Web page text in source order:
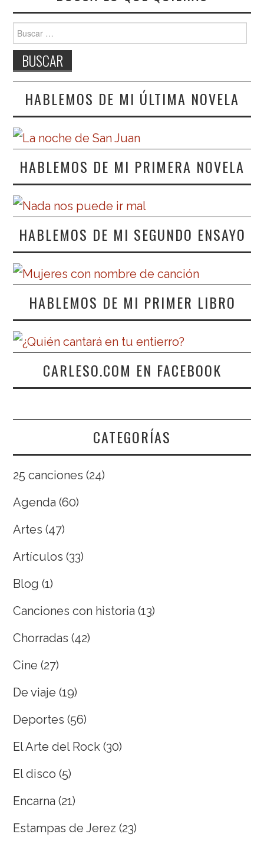
Buscar:
HABLEMOS DE MI ÚLTIMA NOVELA
HABLEMOS DE MI PRIMERA NOVELA
HABLEMOS DE MI SEGUNDO ENSAYO
HABLEMOS DE MI PRIMER LIBRO
CARLESO.COM EN FACEBOOK
CATEGORÍAS
25 canciones (24)
Agenda (60)
Artes (47)
Artículos (33)
Blog (1)
Canciones con historia (13)
Chorradas (42)
Cine (27)
De viaje (19)
Deportes (56)
El Arte del Rock (30)
El disco (5)
Encarna (21)
Estampas de Jerez (23)